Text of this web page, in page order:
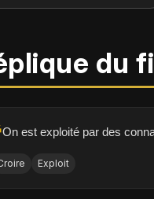
du
On est exploité par des
Exploit